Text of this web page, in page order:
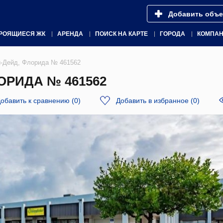
Добавить
ЖК АРЕНДА ПОИСК НА КАРТЕ ГОРОДА
Флорида № 461562
№ 461562
к сравнению (0) Добавить в избранное (0)